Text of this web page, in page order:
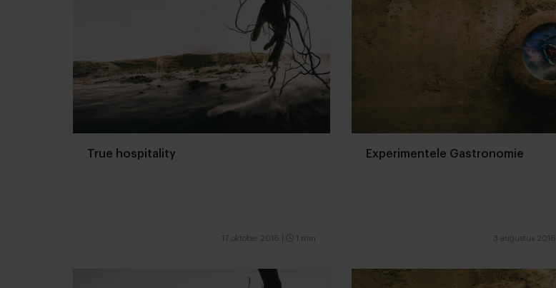
True hospitality
17 oktober 2016 1 min
Experimentele Gastronomie
3 augustus 2016